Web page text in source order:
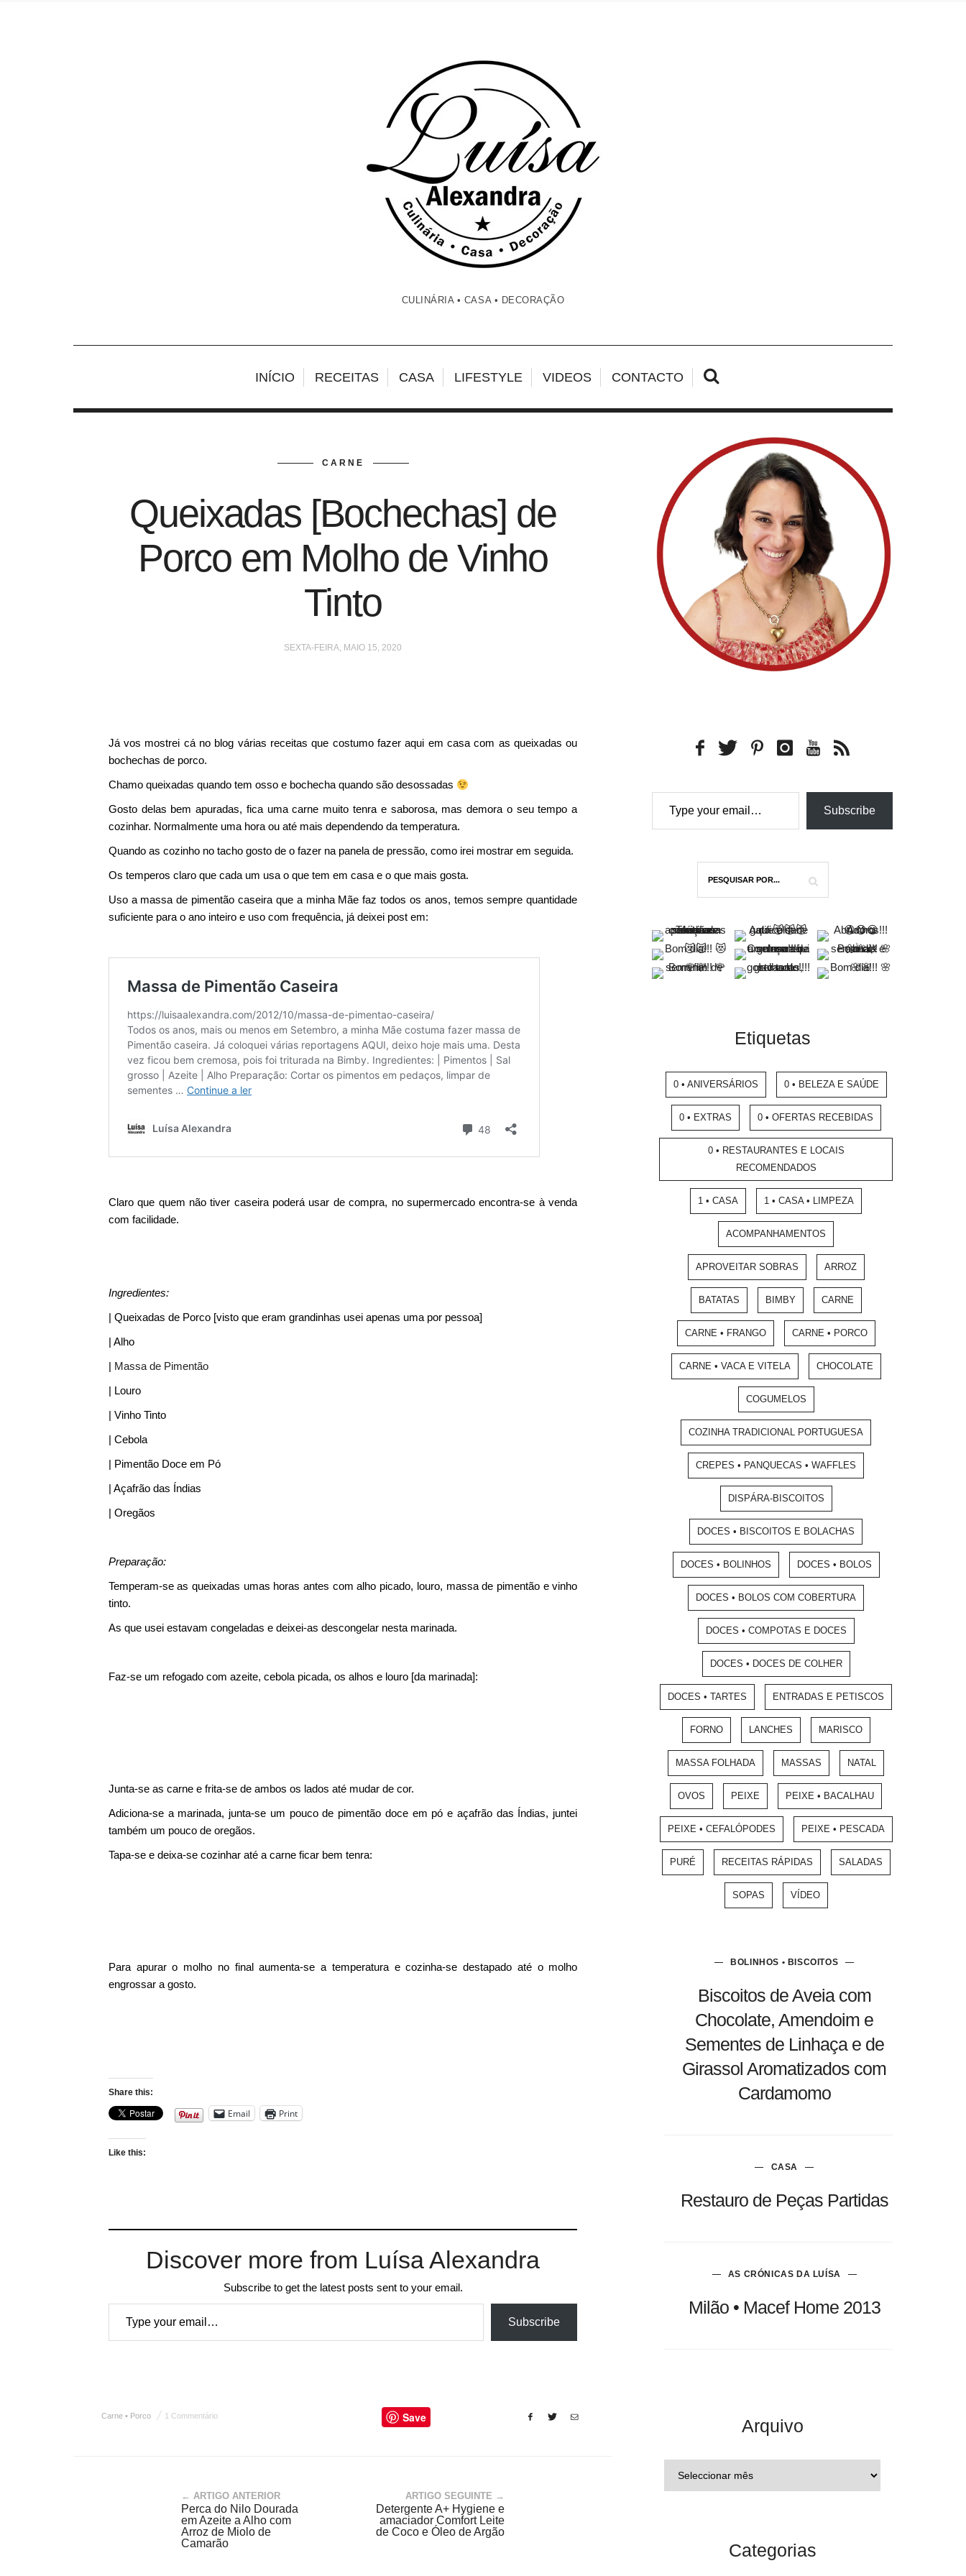
CULINÁRIA • CASA • DECORAÇÃO
INÍCIO RECEITAS CASA LIFESTYLE VIDEOS CONTACTO
CARNE
Queixadas [Bochechas] de
Porco em Molho de Vinho
Tinto
SEXTA-FEIRA, MAIO 15, 2020
Já vos mostrei cá no blog várias receitas que costumo fazer aqui em casa com as queixadas ou
bochechas de porco.
Chamo queixadas quando tem osso e bochecha quando são desossadas
Gosto delas bem apuradas, fica uma carne muito tenra e saborosa, mas demora o seu tempo a
cozinhar. Normalmente uma hora ou até mais dependendo da temperatura.
Quando as cozinho no tacho gosto de o fazer na panela de pressão, como irei mostrar em seguida.
Os temperos claro que cada um usa o que tem em casa e o que mais gosta.
Uso a massa de pimentão caseira que a minha Mãe faz todos os anos, temos sempre quantidade
suficiente para o ano inteiro e uso com frequência, já deixei post em:
Claro que quem não tiver caseira poderá usar de compra, no supermercado encontra-se à venda
com facilidade.
Ingredientes:
| Queixadas de Porco [visto que eram grandinhas usei apenas uma por pessoa]
| Alho
| Massa de Pimentão
| Louro
| Vinho Tinto
| Cebola
| Pimentão Doce em Pó
| Açafrão das Índias
| Oregãos
Preparação:
Temperam-se as queixadas umas horas antes com alho picado, louro, massa de pimentão e vinho
tinto.
As que usei estavam congeladas e deixei-as descongelar nesta marinada.
Faz-se um refogado com azeite, cebola picada, os alhos e louro [da marinada]:
Junta-se as carne e frita-se de ambos os lados até mudar de cor.
Adiciona-se a marinada, junta-se um pouco de pimentão doce em pó e açafrão das Índias, juntei
também um pouco de oregãos.
Tapa-se e deixa-se cozinhar até a carne ficar bem tenra:
Para apurar o molho no final aumenta-se a temperatura e cozinha-se destapado até o molho
engrossar a gosto.
Share this:
Email Print
Like this:
Discover more from Luísa Alexandra
Subscribe to get the latest posts sent to your email.
Type your email…
Subscribe
Carne • Porco 1 Commentário Save
← ARTIGO ANTERIOR
Perca do Nilo Dourada
em Azeite a Alho com
Arroz de Miolo de
Camarão
ARTIGO SEGUINTE →
Detergente A+ Hygiene e
amaciador Comfort Leite
de Coco e Óleo de Argão
Type your email…
Subscribe
Etiquetas
0 • ANIVERSÁRIOS 0 • BELEZA E SAÚDE
0 • EXTRAS 0 • OFERTAS RECEBIDAS
0 • RESTAURANTES E LOCAIS
RECOMENDADOS
1 • CASA 1 • CASA • LIMPEZA
ACOMPANHAMENTOS
APROVEITAR SOBRAS ARROZ
BATATAS BIMBY CARNE
CARNE • FRANGO CARNE • PORCO
CARNE • VACA E VITELA CHOCOLATE
COGUMELOS
COZINHA TRADICIONAL PORTUGUESA
CREPES • PANQUECAS • WAFFLES
DISPÁRA-BISCOITOS
DOCES • BISCOITOS E BOLACHAS
DOCES • BOLINHOS DOCES • BOLOS
DOCES • BOLOS COM COBERTURA
DOCES • COMPOTAS E DOCES
DOCES • DOCES DE COLHER
DOCES • TARTES ENTRADAS E PETISCOS
FORNO LANCHES MARISCO
MASSA FOLHADA MASSAS NATAL
OVOS PEIXE PEIXE • BACALHAU
PEIXE • CEFALÓPODES PEIXE • PESCADA
PURÉ RECEITAS RÁPIDAS SALADAS
SOPAS VÍDEO
BOLINHOS • BISCOITOS
Biscoitos de Aveia com
Chocolate, Amendoim e
Sementes de Linhaça e de
Girassol Aromatizados com
Cardamomo
CASA
Restauro de Peças Partidas
AS CRÓNICAS DA LUÍSA
Milão • Macef Home 2013
Arquivo
Categorias